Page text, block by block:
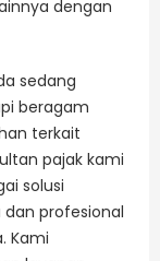
dengan
sedang
beragam
terkait
pajak kami
solusi
profesional
Kami